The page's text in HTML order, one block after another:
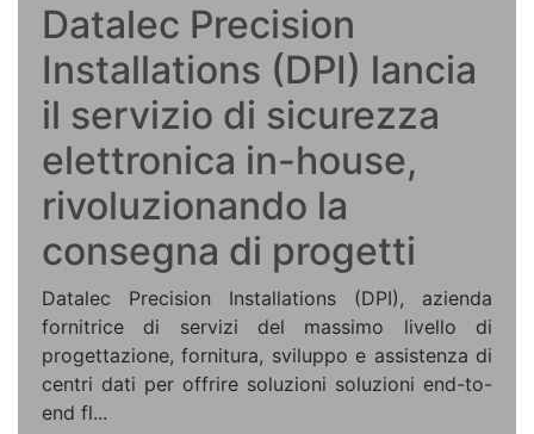
Datalec Precision
Installations (DPI) lancia
il servizio di sicurezza
elettronica in-house,
rivoluzionando la
consegna di progetti
Datalec Precision Installations (DPI), azienda
fornitrice di servizi del massimo livello di
progettazione, fornitura, sviluppo e assistenza di
centri dati per offrire soluzioni soluzioni end-to-
end fl...